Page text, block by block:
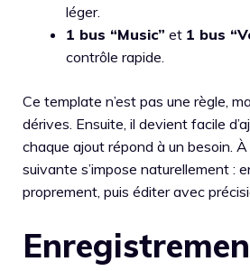
léger.
1 bus “Music” et 1 bus
contrôle rapide.
Ce template n’est pas une règle,
dérives. Ensuite, il devient facile
chaque ajout répond à un besoin. À
suivante s’impose naturellement :
proprement, puis éditer avec